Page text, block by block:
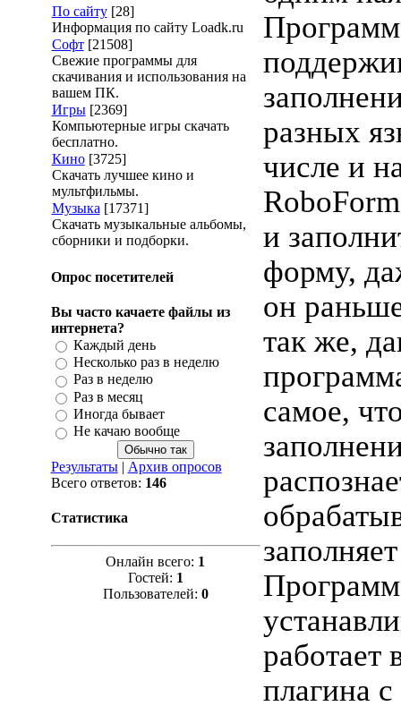
По сайту [28]
Информация по сайту Loadk.ru
Софт [21508]
Свежие программы для
скачивания и использования на
вашем ПК.
Игры [2369]
Компьютерные игры скачать
бесплатно.
Кино [3725]
Скачать лучшее кино и
мультфильмы.
Музыка [17371]
Скачать музыкальные альбомы,
сборники и подборки.
Опрос посетителей
Вы часто качаете файлы из
интернета?
Каждый день
Несколько раз в неделю
Раз в неделю
Раз в месяц
Иногда бывает
Не качаю вообще
Результаты| Архив опросов
Всего ответов: 146
Статистика
Онлайн всего: 1
Гостей: 1
Пользователей: 0
разных
числе и
и
форму,
он
так же,
самое,
работает
плагина